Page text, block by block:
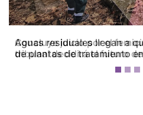
Concluye juicio por el
tribunal decidirá el futuro